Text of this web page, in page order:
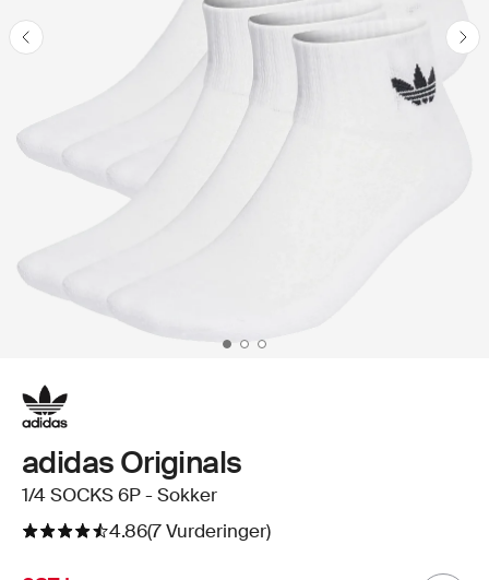
adidas Originals
1/4 SOCKS 6P - Sokker
4.86(7 Vurderinger)